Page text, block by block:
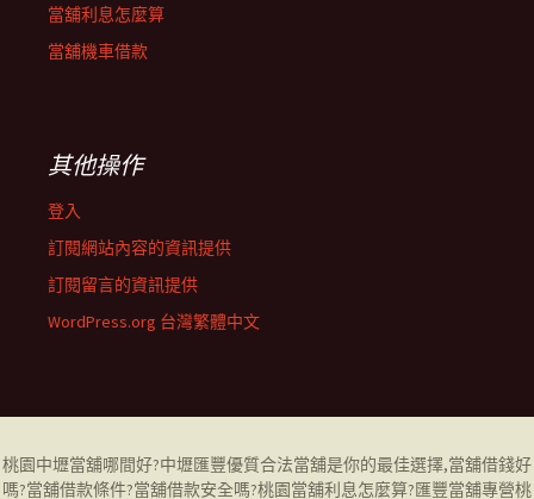
當舖利息怎麼算
當舖機車借款
其他操作
登入
訂閱網站內容的資訊提供
訂閱留言的資訊提供
WordPress.org 台灣繁體中文
桃園中壢當舖哪間好?中壢匯豐優質合法當舖是你的最佳選擇,當舖借錢好
嗎?當舖借款條件?當舖借款安全嗎?桃園當舖利息怎麼算?匯豐當舖專營桃